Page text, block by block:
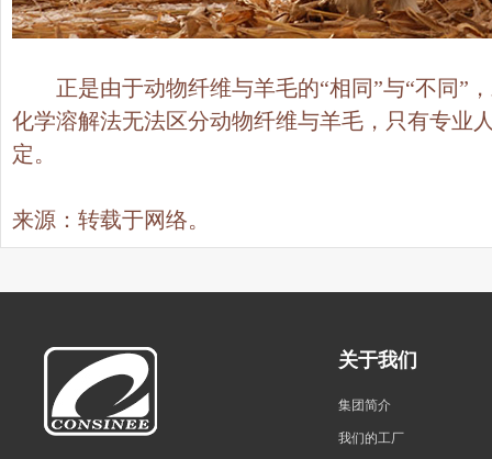
正是由于动物纤维与羊毛的“相同”与“不同”
化学溶解法无法区分动物纤维与羊毛，只有专业
定。
来源：转载于网络。
关于我们
集团简介
我们的工厂